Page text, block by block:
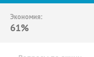
Экономия:
61%